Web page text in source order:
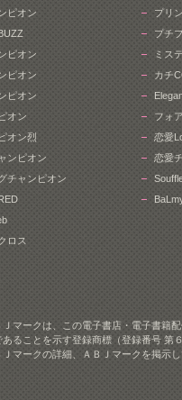
ピオン
ピオン
ピオン
ピオン
オン
オン烈
ンピオン
チャンピオン
ロス
プリ
プチ
ミス
カチ
フォ
恋愛
恋愛
Ｊマークは、この電子書店・電子書籍
あることを示す登録商標（登録番号 第
Ｊマークの詳細、ＡＢＪマークを掲示